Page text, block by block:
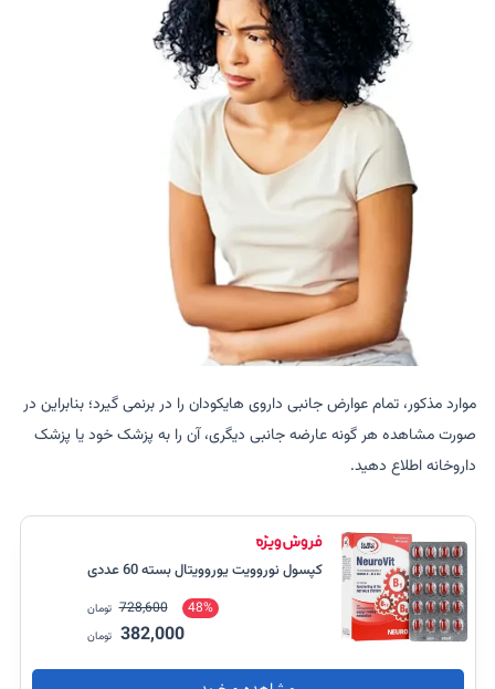
موارد مذکور، تمام عوارض جانبی داروی هایکودان را در برنمی گیرد؛ بنابراین در
صورت مشاهده هر گونه عارضه جانبی دیگری، آن را به پزشک خود یا پزشک
داروخانه اطلاع دهید.
کپسول نوروویت یوروویتال بسته 60 عددی
48%
728,600 تومان
382,000 تومان